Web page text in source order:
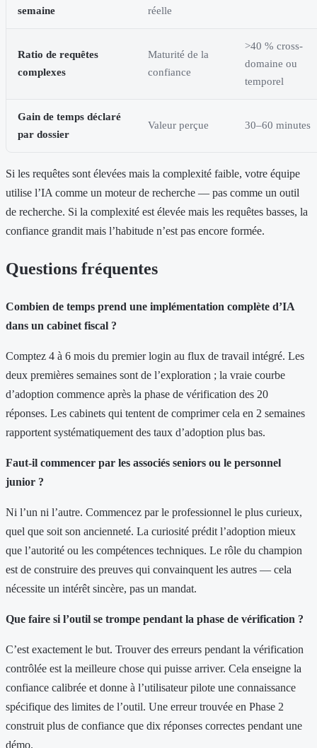
semaine
réelle
Ratio de requêtes
complexes
Maturité de la
confiance
>40 % cross-
domaine ou
temporel
Gain de temps déclaré
par dossier
Valeur perçue 30–60 minutes
Si les requêtes sont élevées mais la complexité faible, votre équipe
utilise l’IA comme un moteur de recherche — pas comme un outil
de recherche. Si la complexité est élevée mais les requêtes basses, la
confiance grandit mais l’habitude n’est pas encore formée.
Questions fréquentes
Combien de temps prend une implémentation complète d’IA
dans un cabinet fiscal ?
Comptez 4 à 6 mois du premier login au flux de travail intégré. Les
deux premières semaines sont de l’exploration ; la vraie courbe
d’adoption commence après la phase de vérification des 20
réponses. Les cabinets qui tentent de comprimer cela en 2 semaines
rapportent systématiquement des taux d’adoption plus bas.
Faut-il commencer par les associés seniors ou le personnel
junior ?
Ni l’un ni l’autre. Commencez par le professionnel le plus curieux,
quel que soit son ancienneté. La curiosité prédit l’adoption mieux
que l’autorité ou les compétences techniques. Le rôle du champion
est de construire des preuves qui convainquent les autres — cela
nécessite un intérêt sincère, pas un mandat.
Que faire si l’outil se trompe pendant la phase de vérification ?
C’est exactement le but. Trouver des erreurs pendant la vérification
contrôlée est la meilleure chose qui puisse arriver. Cela enseigne la
confiance calibrée et donne à l’utilisateur pilote une connaissance
spécifique des limites de l’outil. Une erreur trouvée en Phase 2
construit plus de confiance que dix réponses correctes pendant une
démo.